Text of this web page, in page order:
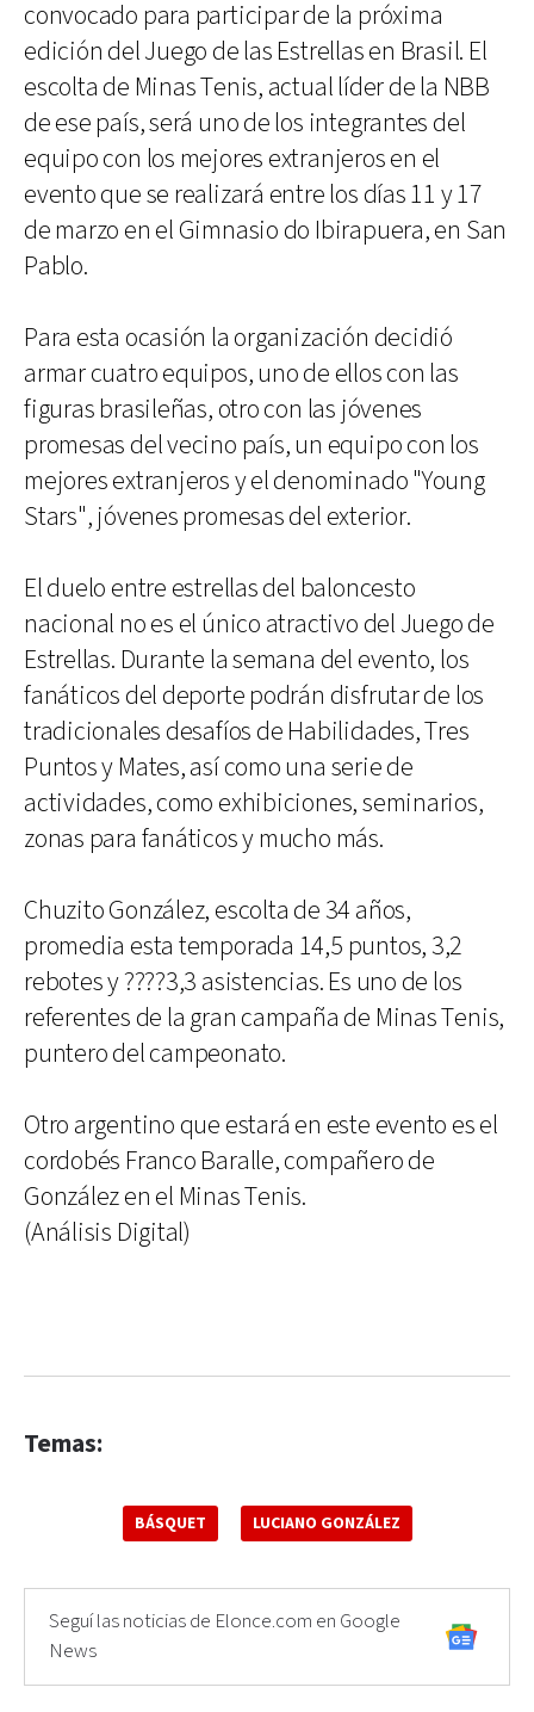
convocado para participar de la próxima
edición del Juego de las Estrellas en Brasil. El
escolta de Minas Tenis, actual líder de la NBB
de ese país, será uno de los integrantes del
equipo con los mejores extranjeros en el
evento que se realizará entre los días 11 y 17
de marzo en el Gimnasio do Ibirapuera, en San
Pablo.
Para esta ocasión la organización decidió
armar cuatro equipos, uno de ellos con las
figuras brasileñas, otro con las jóvenes
promesas del vecino país, un equipo con los
mejores extranjeros y el denominado "Young
Stars", jóvenes promesas del exterior.
El duelo entre estrellas del baloncesto
nacional no es el único atractivo del Juego de
Estrellas. Durante la semana del evento, los
fanáticos del deporte podrán disfrutar de los
tradicionales desafíos de Habilidades, Tres
Puntos y Mates, así como una serie de
actividades, como exhibiciones, seminarios,
zonas para fanáticos y mucho más.
Chuzito González, escolta de 34 años,
promedia esta temporada 14,5 puntos, 3,2
rebotes y ????3,3 asistencias. Es uno de los
referentes de la gran campaña de Minas Tenis,
puntero del campeonato.
Otro argentino que estará en este evento es el
cordobés Franco Baralle, compañero de
González en el Minas Tenis.
(Análisis Digital)
Temas:
BÁSQUET LUCIANO GONZÁLEZ
Seguí las noticias de Elonce.com en Google
News